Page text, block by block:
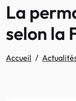
La
selon la
Accueil